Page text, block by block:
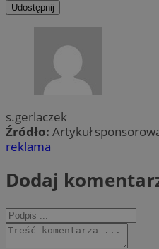
Udostępnij
s.gerlaczek
Źródło: Artykuł
reklama
Dodaj